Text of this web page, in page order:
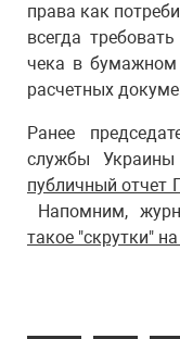
права как
всегда
чека в бумажном
расчетных
Ранее
службы Украины
публичный отчет
Напомним,
такое "скрутки"